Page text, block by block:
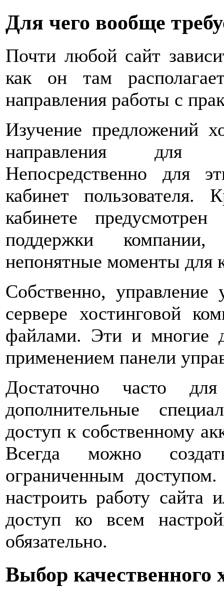
Для чего вообще
Почти любой сайт
как он там
направления работы с
Изучение предложений
направления для
Непосредственно для
кабинет
кабинете
поддержки
непонятные моменты для
Собственно,
сервере хостинговой
файлами. Эти и многие
применением панели
Достаточно часто
дополнительные
доступ к собственному
Всегда можно
ограниченным
настроить работу сайта
доступ ко всем
обязательно.
Выбор качественного